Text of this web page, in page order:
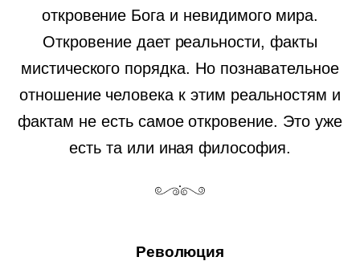
откровение Бога и невидимого мира.
Откровение дает реальности, факты
мистического порядка. Но познавательное
отношение человека к этим реальностям и
фактам не есть самое откровение. Это уже
есть та или иная философия.
Революция